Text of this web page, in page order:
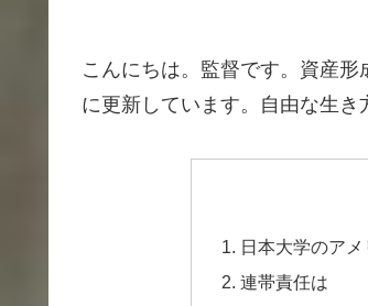
こんにちは。監督です。資産
に更新しています。自由な生き
日本大学のア
連帯責任は